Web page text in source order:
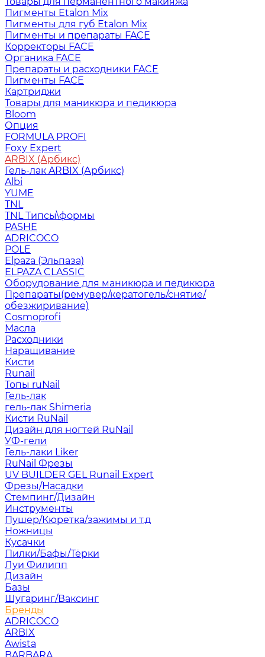
Пигменты Etalon Mix
Пигменты для губ Etalon Mix
Пигменты и препараты FACE
Корректоры FACE
Органика FACE
Препараты и расходники FACE
Пигменты FACE
Картриджи
Товары для маникюра и педикюра
Bloom
Опция
FORMULA PROFI
Foxy Expert
ARBIX (Арбикс)
Гель-лак ARBIX (Арбикс)
Albi
YUME
TNL
TNL Типсы\формы
PASHE
ADRICOCO
POLE
Elpaza (Эльпаза)
ELPAZA CLASSIC
Оборудование для маникюра и педикюра
Препараты(ремувер/кератогель/снятие/
обезжиривание)
Cosmoprofi
Масла
Расходники
Наращивание
Кисти
Runail
Топы ruNail
Гель-лак
гель-лак Shimeria
Кисти RuNail
Дизайн для ногтей RuNail
УФ-гели
Гель-лаки Liker
RuNail Фрезы
UV BUILDER GEL Runail Expert
Фрезы/Насадки
Стемпинг/Дизайн
Инструменты
Пушер/Кюретка/зажимы и т.д
Ножницы
Кусачки
Пилки/Бафы/Тёрки
Луи Филипп
Дизайн
Базы
Шугаринг/Ваксинг
Бренды
ADRICOCO
ARBIX
Awista